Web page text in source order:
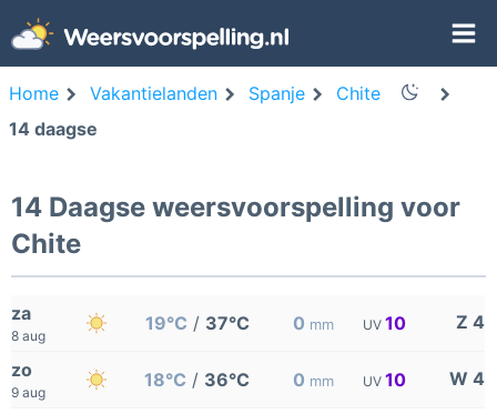
Home Vakantielanden Spanje
Chite
14 daagse
14 Daagse weersvoorspelling voor
Chite
za
8 aug
19°C / 37°C 0 mm UV 10 Z 4
zo
9 aug
18°C / 36°C 0 mm UV 10 W 4